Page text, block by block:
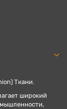
Ткани.
широкий